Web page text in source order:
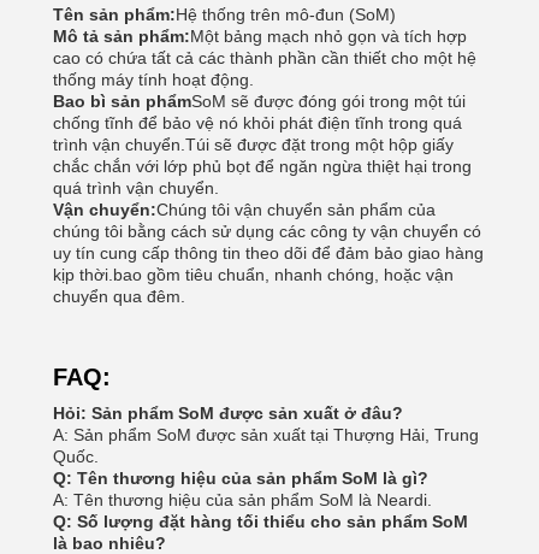
Tên sản phẩm:Hệ thống trên mô-đun (SoM)
Mô tả sản phẩm:Một bảng mạch nhỏ gọn và tích hợp
cao có chứa tất cả các thành phần cần thiết cho một hệ
thống máy tính hoạt động.
Bao bì sản phẩmSoM sẽ được đóng gói trong một túi
chống tĩnh để bảo vệ nó khỏi phát điện tĩnh trong quá
trình vận chuyển.Túi sẽ được đặt trong một hộp giấy
chắc chắn với lớp phủ bọt để ngăn ngừa thiệt hại trong
quá trình vận chuyển.
Vận chuyển:Chúng tôi vận chuyển sản phẩm của
chúng tôi bằng cách sử dụng các công ty vận chuyển có
uy tín cung cấp thông tin theo dõi để đảm bảo giao hàng
kịp thời.bao gồm tiêu chuẩn, nhanh chóng, hoặc vận
chuyển qua đêm.
FAQ:
Hỏi: Sản phẩm SoM được sản xuất ở đâu?
A: Sản phẩm SoM được sản xuất tại Thượng Hải, Trung
Quốc.
Q: Tên thương hiệu của sản phẩm SoM là gì?
A: Tên thương hiệu của sản phẩm SoM là Neardi.
Q: Số lượng đặt hàng tối thiểu cho sản phẩm SoM
là bao nhiêu?